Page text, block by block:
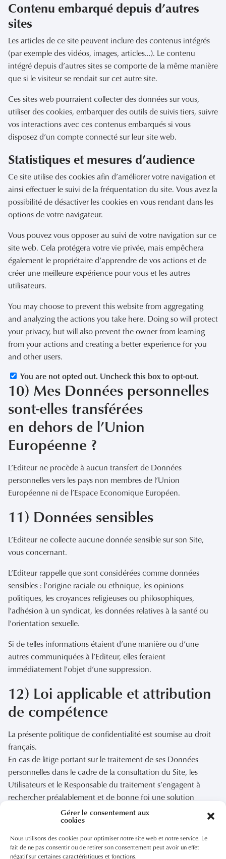
Gérer le consentement aux
cookies
Nous utilisons des cookies pour optimiser notre site web et notre service. Le
fait de ne pas consentir ou de retirer son consentement peut avoir un effet
négatif sur certaines caractéristiques et fonctions.
Contenu embarqué depuis d’autres
sites
Les articles de ce site peuvent inclure des contenus intégrés
(par exemple des vidéos, images, articles…). Le contenu
intégré depuis d’autres sites se comporte de la même manière
que si le visiteur se rendait sur cet autre site.
Ces sites web pourraient collecter des données sur vous,
utiliser des cookies, embarquer des outils de suivis tiers, suivre
vos interactions avec ces contenus embarqués si vous
disposez d’un compte connecté sur leur site web.
Statistiques et mesures d’audience
Ce site utilise des cookies afin d’améliorer votre navigation et
ainsi effectuer le suivi de la fréquentation du site. Vous avez la
possibilité de désactiver les cookies en vous rendant dans les
options de votre navigateur.
Vous pouvez vous opposer au suivi de votre navigation sur ce
site web. Cela protégera votre vie privée, mais empêchera
également le propriétaire d’apprendre de vos actions et de
créer une meilleure expérience pour vous et les autres
utilisateurs.
You may choose to prevent this website from aggregating
and analyzing the actions you take here. Doing so will protect
your privacy, but will also prevent the owner from learning
from your actions and creating a better experience for you
and other users.
You are not opted out. Uncheck this box to opt-out.
10) Mes Données personnelles
sont-elles transférées
en dehors de l’Union
Européenne ?
L’Editeur ne procède à aucun transfert de Données
personnelles vers les pays non membres de l’Union
Européenne ni de l’Espace Economique Européen.
11) Données sensibles
L’Editeur ne collecte aucune donnée sensible sur son Site,
vous concernant.
L’Editeur rappelle que sont considérées comme données
sensibles : l’origine raciale ou ethnique, les opinions
politiques, les croyances religieuses ou philosophiques,
l’adhésion à un syndicat, les données relatives à la santé ou
l’orientation sexuelle.
Si de telles informations étaient d’une manière ou d’une
autres communiquées à l’Editeur, elles feraient
immédiatement l’objet d’une suppression.
12) Loi applicable et attribution
de compétence
La présente politique de confidentialité est soumise au droit
français.
En cas de litige portant sur le traitement de ses Données
personnelles dans le cadre de la consultation du Site, les
Utilisateurs et le Responsable du traitement s’engagent à
rechercher préalablement et de bonne foi une solution
amiable. A défaut, l’Utilisateur peut introduire une
réclamation auprès de la Commission Nationale de
l’Informatique et des Libertés (CNIL) ou saisir les tribunaux
compétents.